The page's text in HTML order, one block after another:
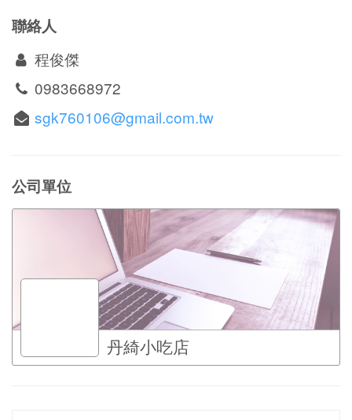
聯絡人
程俊傑
0983668972
sgk760106@gmail.com.tw
公司單位
丹綺小吃店